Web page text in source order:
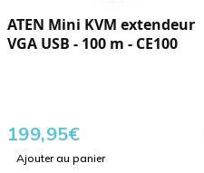
ATEN Mini KVM extendeur
VGA USB - 100 m - CE100
199,95€
Ajouter au panier